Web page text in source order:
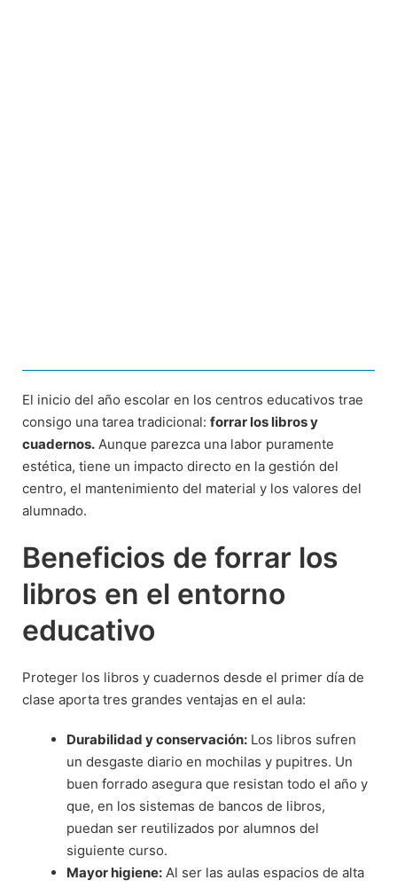
El inicio del año escolar en los centros educativos trae
consigo una tarea tradicional: forrar los libros y
cuadernos. Aunque parezca una labor puramente
estética, tiene un impacto directo en la gestión del
centro, el mantenimiento del material y los valores del
alumnado.
Beneficios de forrar los
libros en el entorno
educativo
Proteger los libros y cuadernos desde el primer día de
clase aporta tres grandes ventajas en el aula:
Durabilidad y conservación: Los libros sufren
un desgaste diario en mochilas y pupitres. Un
buen forrado asegura que resistan todo el año y
que, en los sistemas de bancos de libros,
puedan ser reutilizados por alumnos del
siguiente curso.
Mayor higiene: Al ser las aulas espacios de alta